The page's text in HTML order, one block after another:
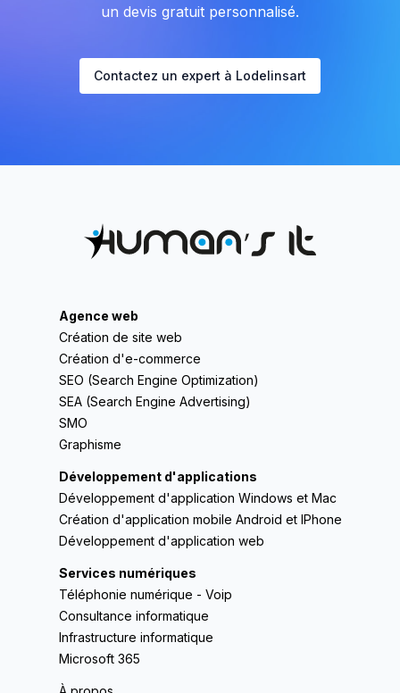
un devis gratuit personnalisé.
Contactez un expert à Lodelinsart
Agence web
Création de site web
Création d'e-commerce
SEO (Search Engine Optimization)
SEA (Search Engine Advertising)
SMO
Graphisme
Développement d'applications
Développement d'application Windows et Mac
Création d'application mobile Android et IPhone
Développement d'application web
Services numériques
Téléphonie numérique - Voip
Consultance informatique
Infrastructure informatique
Microsoft 365